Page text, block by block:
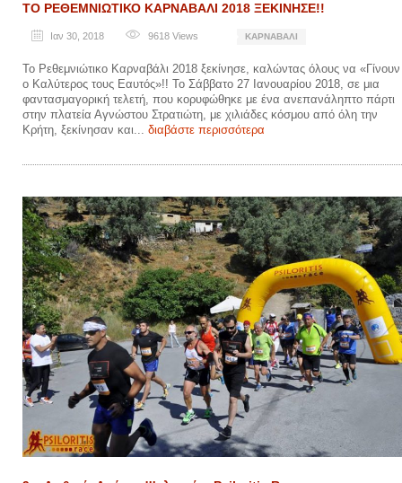
ΤΟ ΡΕΘΕΜΝΙΩΤΙΚΟ ΚΑΡΝΑΒΑΛΙ 2018 ΞΕΚΙΝΗΣΕ!!
Ιαν 30, 2018 9618 Views ΚΑΡΝΑΒΆΛΙ
Το Ρεθεμνιώτικο Καρναβάλι 2018 ξεκίνησε, καλώντας όλους να «Γίνουν
ο Καλύτερος τους Εαυτός»!! Το Σάββατο 27 Ιανουαρίου 2018, σε μια
φαντασμαγορική τελετή, που κορυφώθηκε με ένα ανεπανάληπτο πάρτι
στην πλατεία Αγνώστου Στρατιώτη, με χιλιάδες κόσμου από όλη την
Κρήτη, ξεκίνησαν και... διαβάστε περισσότερα